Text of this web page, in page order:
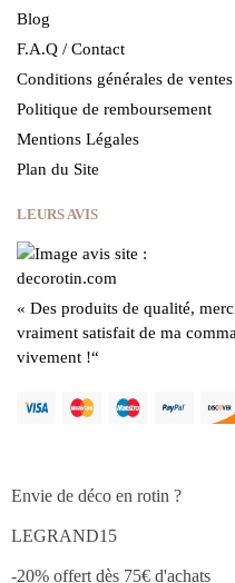
Blog
F.A.Q / Contact
Conditions générales de ventes
Politique de remboursement
Mentions Légales
Plan du Site
LEURS AVIS
« Des produits de qualité,
vraiment satisfait de ma
vivement !“
Envie de déco en rotin ?
LEGRAND15
-20% offert dès 75€ d'achats